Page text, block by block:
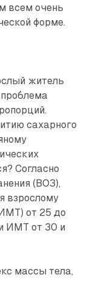
всем очень
форме.
житель
сахарного
Согласно
(ВОЗ),
взрослому
от 25 до
ИМТ от 30 и
массы тела,